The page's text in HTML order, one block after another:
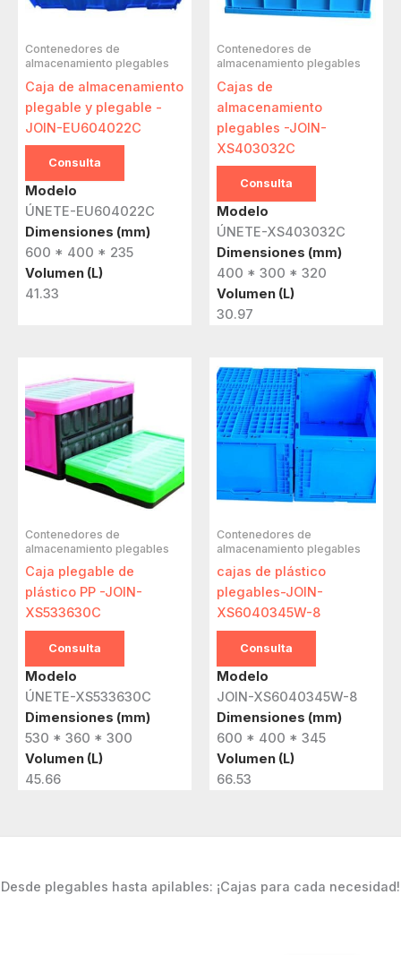
Contenedores de
almacenamiento plegables
Caja de almacenamiento
plegable y plegable -
JOIN-EU604022C
Consulta
Modelo
ÚNETE-EU604022C
Dimensiones (mm)
600 * 400 * 235
Volumen (L)
41.33
Contenedores de
almacenamiento plegables
Cajas de
almacenamiento
plegables -JOIN-
XS403032C
Consulta
Modelo
ÚNETE-XS403032C
Dimensiones (mm)
400 * 300 * 320
Volumen (L)
30.97
Contenedores de
almacenamiento plegables
Caja plegable de
plástico PP -JOIN-
XS533630C
Consulta
Modelo
ÚNETE-XS533630C
Dimensiones (mm)
530 * 360 * 300
Volumen (L)
45.66
Contenedores de
almacenamiento plegables
cajas de plástico
plegables-JOIN-
XS6040345W-8
Consulta
Modelo
JOIN-XS6040345W-8
Dimensiones (mm)
600 * 400 * 345
Volumen (L)
66.53
Desde plegables hasta apilables: ¡Cajas para cada necesidad!